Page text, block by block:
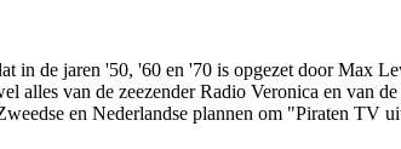
in de jaren '50, '60 en '70 is opgezet door Max
van de zeezender Radio Veronica en van
en Nederlandse plannen om "Piraten TV